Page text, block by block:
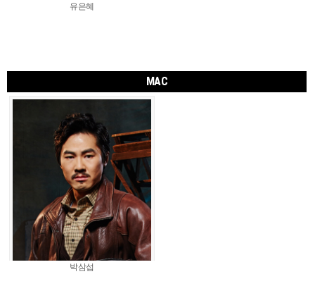
유은혜
MAC
박삼섭